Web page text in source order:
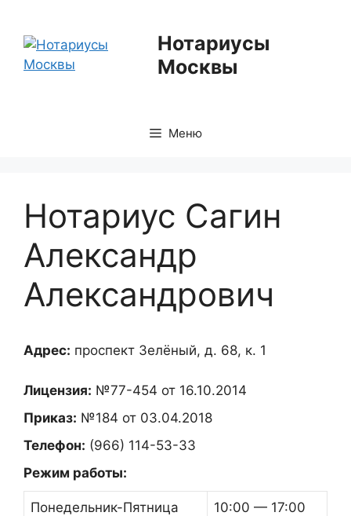
содержимому
Нотариусы
Москвы
Меню
Нотариус Сагин
Александр
Александрович
Адрес: проспект Зелёный, д. 68, к. 1
Лицензия: №77-454 от 16.10.2014
Приказ: №184 от 03.04.2018
Телефон: (966) 114-53-33
Режим работы:
Понедельник-Пятница 10:00 — 17:00